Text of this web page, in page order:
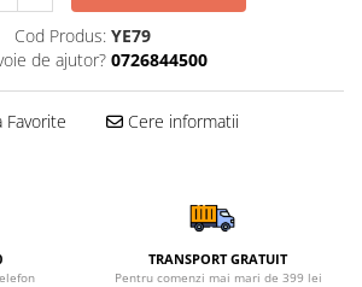
Cod Produs: YE79
de ajutor? 0726844500
Favorite Cere informatii
TRANSPORT GRATUIT
Pentru comenzi mai mari de 399 lei